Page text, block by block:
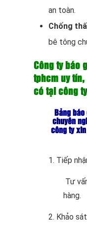
an toàn.
Chống
bê tông
Công ty báo
tphcm uy tín,
có tại công
Bảng
chuyên
công ty
1. Tiếp
Tư
hàng.
2. Khảo